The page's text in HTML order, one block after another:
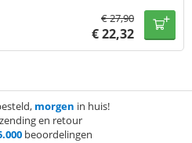
€27,90
€22,32
morgen in huis!
en retour
beoordelingen